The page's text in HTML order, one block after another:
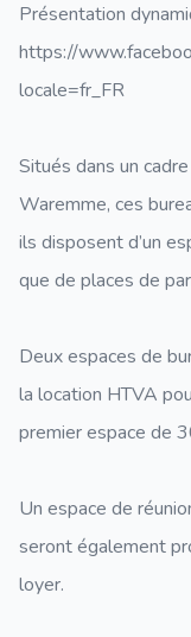
Présentation
https://
locale=fr_FR
Situés dans un
Waremme, ces
ils disposent d’un
que de places de
Deux espaces de
la location HTVA
premier espace de
Un espace de
seront également
loyer.